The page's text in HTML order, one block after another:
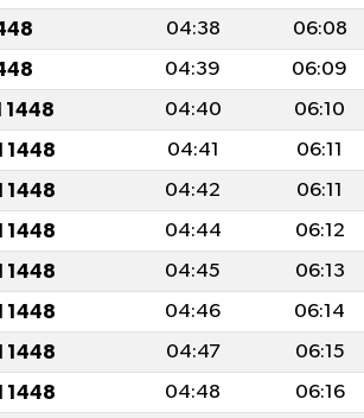
04:38 06:08
04:39 06:09
1448 04:40 06:10
1448 04:41 06:11
1448 04:42 06:11
1448 04:44 06:12
1448 04:45 06:13
1448 04:46 06:14
1448 04:47 06:15
1448 04:48 06:16